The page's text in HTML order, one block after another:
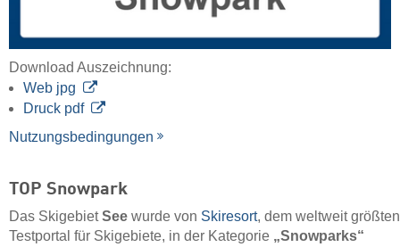
Download Auszeichnung:
Web jpg
Druck pdf
Nutzungsbedingungen
TOP Snowpark
Das SkigebietSee wurde von Skiresort, dem weltweit größten
Testportal für Skigebiete, in der Kategorie „Snowparks“